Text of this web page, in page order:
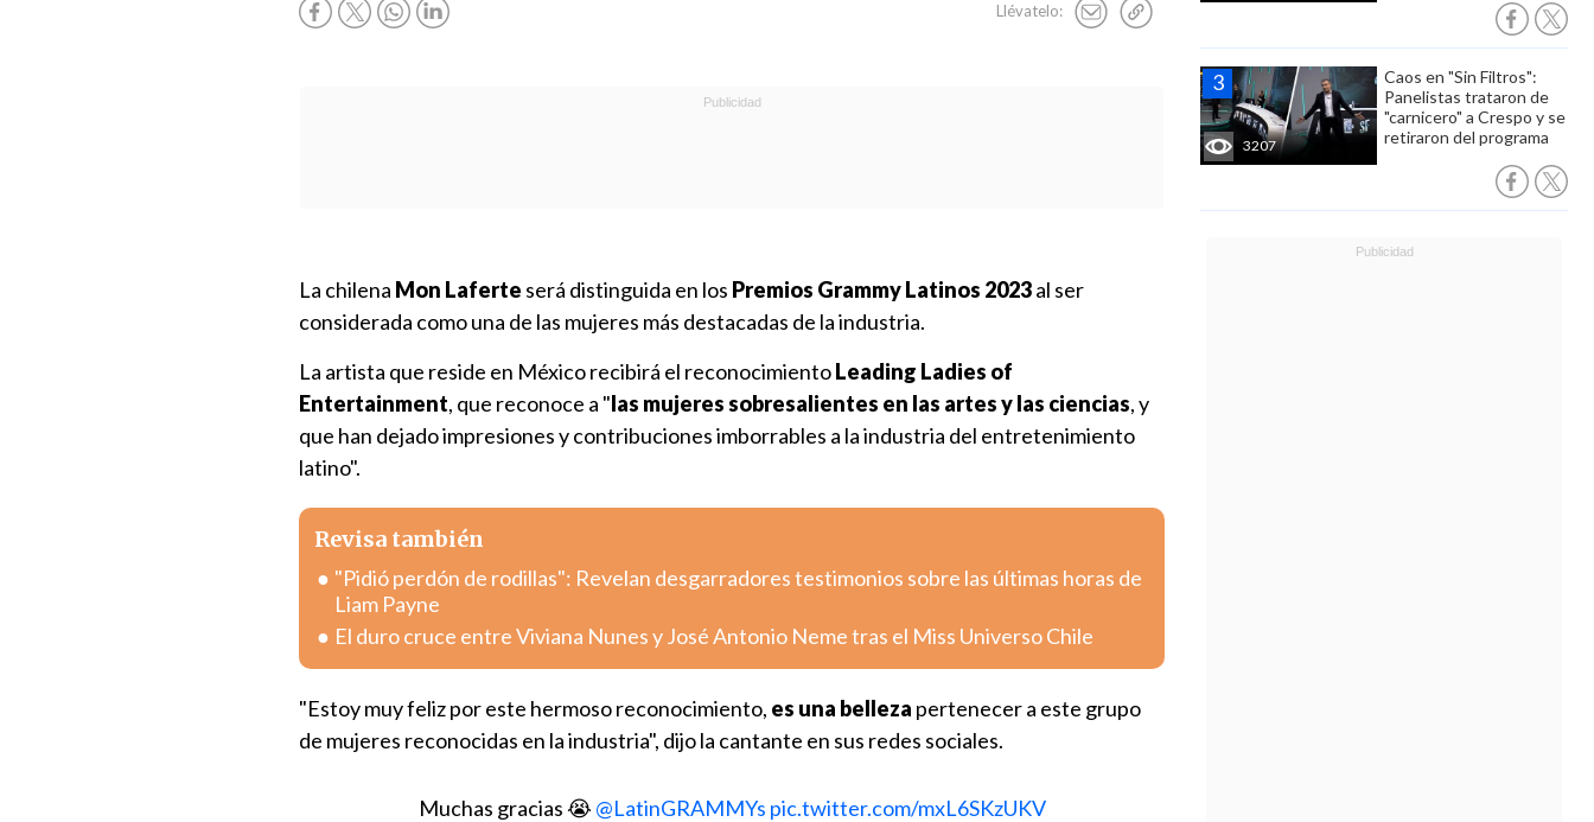
Llévatelo:
3207
Caos en "Sin Filtros":
Panelistas trataron de
"carnicero" a Crespo y se
retiraron del programa
La chilena Mon Laferte será distinguida en los Premios Grammy Latinos 2023al ser
considerada como una de las mujeres más destacadas de la industria.
La artista que reside en México recibirá el reconocimientoLeading Ladies of
Entertainment, que reconoce a "las mujeres sobresalientes en las artes y las ciencias, y
que han dejado impresiones y contribuciones imborrables a la industria del entretenimiento
latino".
Revisa también
"Pidió perdón de rodillas": Revelan desgarradores testimonios sobre las últimas horas de
Liam Payne
El duro cruce entre Viviana Nunes y José Antonio Neme tras el Miss Universo Chile
"Estoy muy feliz por este hermoso reconocimiento, es una belleza pertenecer a este grupo
de mujeres reconocidas en la industria", dijo la cantante en sus redes sociales.
Muchas gracias 😭 @LatinGRAMMYs pic.twitter.com/mxL6SKzUKV